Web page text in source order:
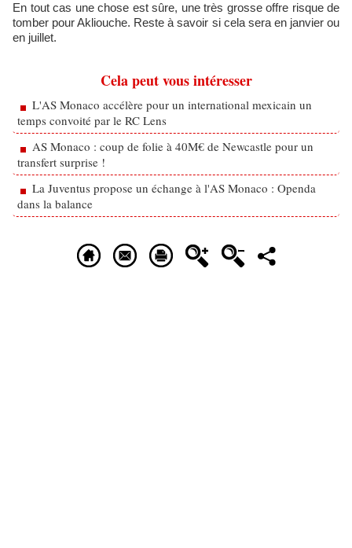
En tout cas une chose est sûre, une très grosse offre risque de
tomber pour Akliouche. Reste à savoir si cela sera en janvier ou
en juillet.
Cela peut vous intéresser
L'AS Monaco accélère pour un international mexicain un
temps convoité par le RC Lens
AS Monaco : coup de folie à 40M€ de Newcastle pour un
transfert surprise !
La Juventus propose un échange à l'AS Monaco : Openda
dans la balance